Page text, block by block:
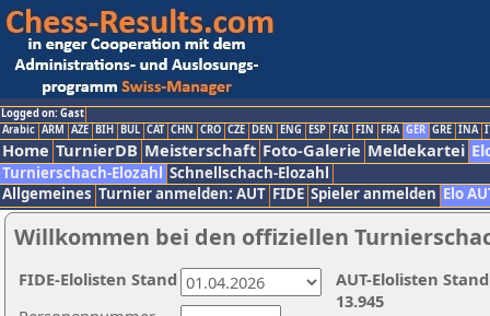
Logged on: Gast
Arabic ARM AZE BIH BUL CAT CHN CRO CZE DEN ENG ESP FAI FIN FRA GER GRE INA
Home TurnierDB Meisterschaft Foto-Galerie Meldekartei
Turnierschach-Elozahl Schnellschach-Elozahl
Allgemeines Turnier anmelden: AUT FIDE Spieler anmelden Elo
Willkommen bei den offiziellen
AUT-Elolisten
13.945
FIDE-Elolisten Stand